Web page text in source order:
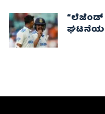
“ಲೆಜೆಂಡ್